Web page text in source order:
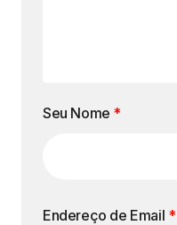
Seu Nome *
Endereço de Email *